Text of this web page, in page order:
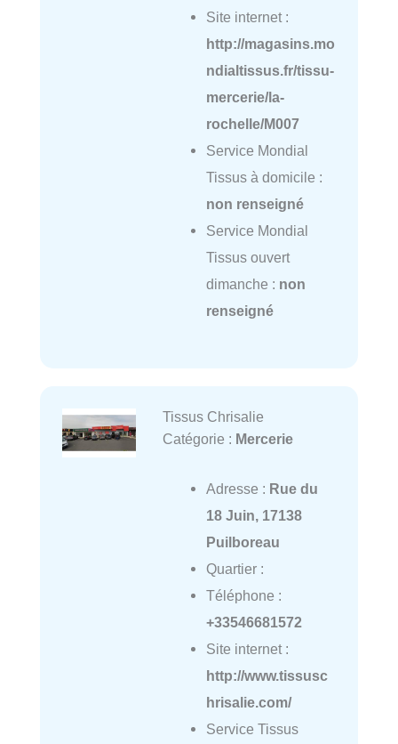
Site internet :
http://magasins.mo
ndialtissus.fr/tissu-
mercerie/la-
rochelle/M007
Service Mondial
Tissus à domicile :
non renseigné
Service Mondial
Tissus ouvert
dimanche : non
renseigné
Tissus Chrisalie
Catégorie : Mercerie
Adresse : Rue du
18 Juin, 17138
Puilboreau
Quartier :
Téléphone :
+33546681572
Site internet :
http://www.tissusc
hrisalie.com/
Service Tissus